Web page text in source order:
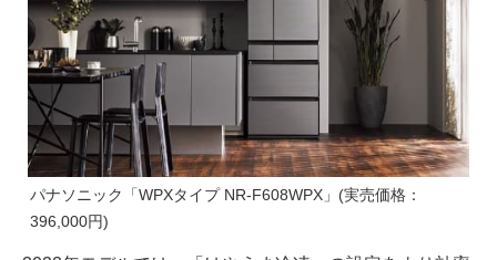
パナソニック「WPXタイプ NR-F608WPX」(実売価格：
396,000円)